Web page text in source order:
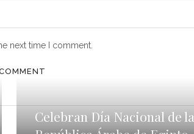
next time I comment.
Celebran Día Nacional de la